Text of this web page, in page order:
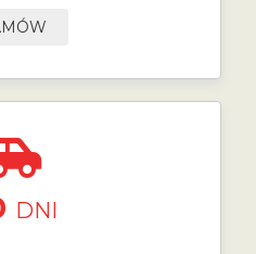
DNI